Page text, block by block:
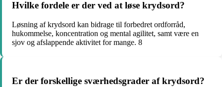
Hvilke fordele er der ved at løse krydsord?
Løsning af krydsord kan bidrage til forbedret ordforråd,
hukommelse, koncentration og mental agilitet, samt være en
sjov og afslappende aktivitet for mange. 8
Er der forskellige sværhedsgrader af krydsord?